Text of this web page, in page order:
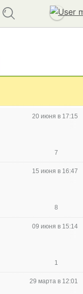
20 июня в 17:15
7
15 июня в 16:47
8
09 июня в 15:14
1
29 марта в 12:01